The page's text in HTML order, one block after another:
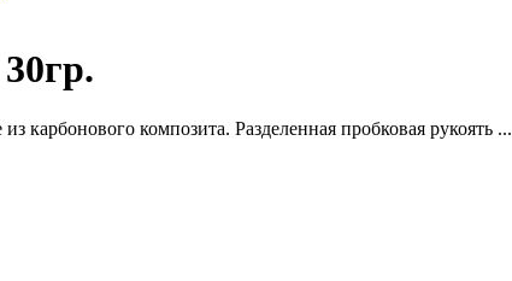
композита. Разделенная пробковая рукоять ...